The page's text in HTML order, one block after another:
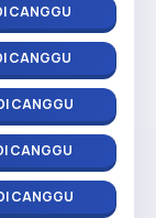
CANGGU
CANGGU
CANGGU
CANGGU
CANGGU